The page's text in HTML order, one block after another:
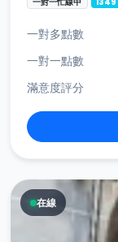
一對多點數
一對一點數
滿意度評分
在線